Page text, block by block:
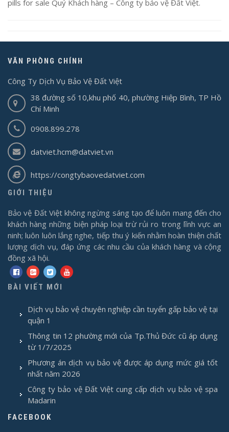
pills for sale Quý Khách hàng – Công ty bảo vệ Đất Việt.
VĂN PHÒNG CHÍNH
Công Ty Dịch Vụ Bảo Vệ Đất Việt
38 đường số 10,khu phố 40, phường Hiệp Bình, TP Hồ
Chí Minh
0908.899.278
datviet.hcm@datviet.vn
https://congtybaovedatviet.com
GIỚI THIỆU
Bảo vệ Đất Việt không ngừng sáng tạo để luôn mang đến cho
khách hàng những biện pháp loại trừ rủi ro trong lĩnh vực an
ninh; luôn luôn lắng nghe, tiếp thu ý kiến nhằm hoàn thiện chất
lượng dịch vụ, đáp ứng các nhu cầu của khách hàng và cộng
đồng xã hội.
BÀI VIẾT MỚI
Dịch vụ bảo vệ chuyên nghiệp cần tuyển gấp bảo vệ tại
quận 1
Thông tin 12 phường mới của Tp.Thủ Đức cũ áp dụng
từ 1/7/2025
Phương án dịch vụ bảo vệ được áp dụng mức giá tốt
nhất năm 2026
Công ty bảo vệ Đất Việt cung cấp dịch vụ bảo vệ spa
Madarin
FACEBOOK